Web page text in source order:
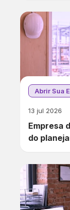
Abrir Sua
13 jul 2026
Empresa
do